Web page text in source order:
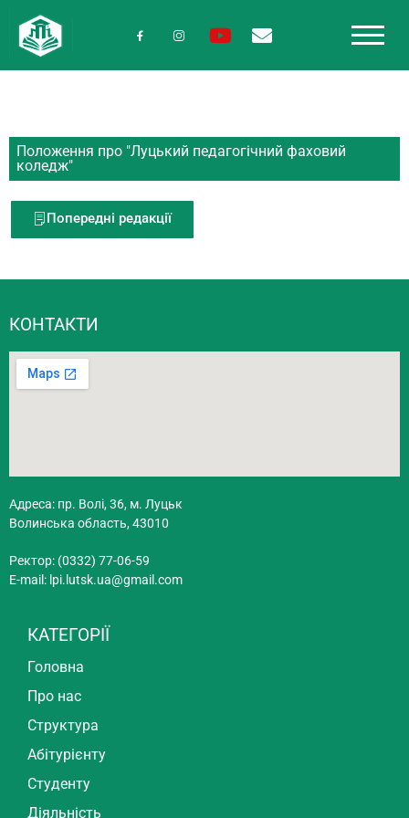
Положення про "Луцький педагогічний фаховий
коледж"
Попередні редакції
КОНТАКТИ
Адреса: пр. Волі, 36, м. Луцьк
Волинська область, 43010
Ректор: (0332) 77-06-59
E-mail: lpi.lutsk.ua@gmail.com
КАТЕГОРІЇ
Головна
Про нас
Структура
Абітурієнту
Студенту
Діяльність